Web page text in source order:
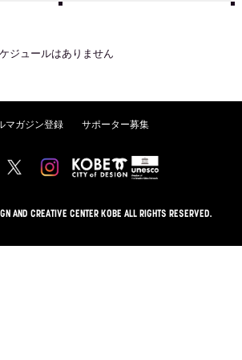
ジュールはありません
マガジン登録 サポーター募集
AND CREATIVE CENTER KOBE ALL RIGHTS RESERVED.